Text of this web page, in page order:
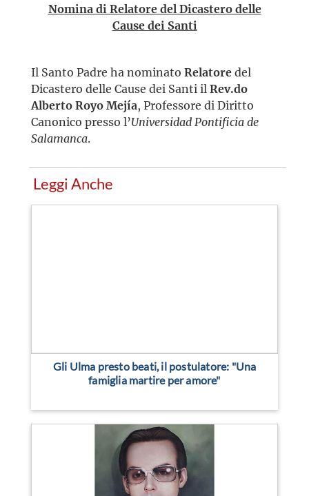
Nomina di Relatore del Dicastero delle
Cause dei Santi
Il Santo Padre ha nominato Relatoredel
Dicastero delle Cause dei Santi il Rev.do
Alberto Royo Mejía, Professore di Diritto
Canonico presso l’Universidad Pontificia de
Salamanca.
Leggi Anche
Gli Ulma presto beati, il postulatore: "Una
famiglia martire per amore"